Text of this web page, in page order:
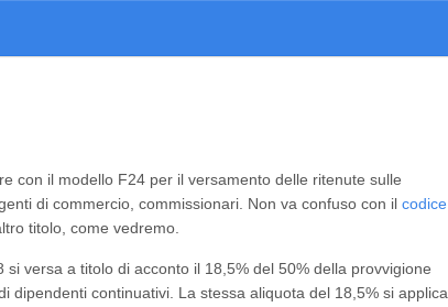
con il modello F24 per il versamento delle ritenute sulle
di commercio, commissionari. Non va confuso con il codice
titolo, come vedremo.
versa a titolo di acconto il 18,5% del 50% della provvigione
dipendenti continuativi. La stessa aliquota del 18,5% si applica